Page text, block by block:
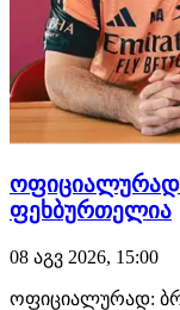
ფეხბურთელია
08 აგვ 2026, 15:00
ოფიციალურად: